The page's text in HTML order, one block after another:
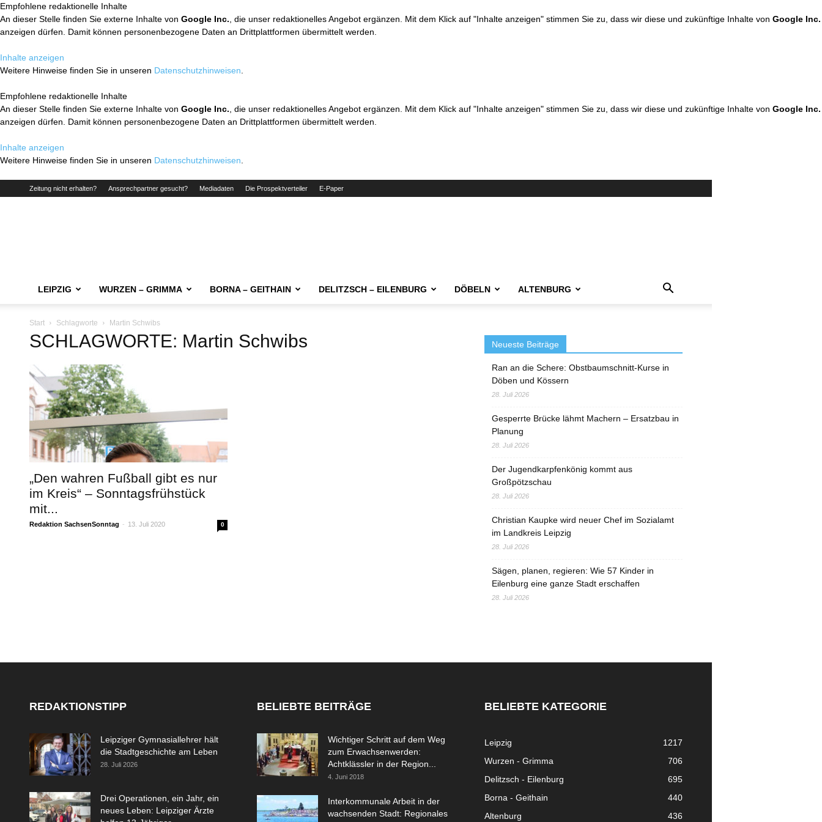
Empfohlene redaktionelle Inhalte
An dieser Stelle finden Sie externe Inhalte von Google Inc. , die unser redaktionelles Angebot ergänzen. Mit dem Klick auf "Inhalte anzeigen" stimmen Sie zu, dass wir diese und zukünftige Inhalte von Google Inc.
anzeigen dürfen. Damit können personenbezogene Daten an Drittplattformen übermittelt werden.
Inhalte anzeigen
Weitere Hinweise finden Sie in unseren Datenschutzhinweisen
Empfohlene redaktionelle Inhalte
An dieser Stelle finden Sie externe Inhalte von Google Inc. , die unser redaktionelles Angebot ergänzen. Mit dem Klick auf "Inhalte anzeigen" stimmen Sie zu, dass wir diese und zukünftige Inhalte von Google Inc.
anzeigen dürfen. Damit können personenbezogene Daten an Drittplattformen übermittelt werden.
Inhalte anzeigen
Weitere Hinweise finden Sie in unseren Datenschutzhinweisen
Zeitung nicht erhalten? Ansprechpartner gesucht? Mediadaten Die Prospektverteiler E-Paper
LEIPZIG WURZEN – GRIMMA BORNA – GEITHAIN DELITZSCH – EILENBURG DÖBELN ALTENBURG
Start Schlagworte Martin Schwibs
SCHLAGWORTE: Martin Schwibs
„Den wahren Fußball gibt es nur
im Kreis“ – Sonntagsfrühstück
mit...
Redaktion SachsenSonntag - 13. Juli 2020 0
Neueste Beiträge
Ran an die Schere: Obstbaumschnitt-Kurse in
Döben und Kössern
28. Juli 2026
Gesperrte Brücke lähmt Machern – Ersatzbau in
Planung
28. Juli 2026
Der Jugendkarpfenkönig kommt aus
Großpötzschau
28. Juli 2026
Christian Kaupke wird neuer Chef im Sozialamt
im Landkreis Leipzig
28. Juli 2026
Sägen, planen, regieren: Wie 57 Kinder in
Eilenburg eine ganze Stadt erschaffen
28. Juli 2026
REDAKTIONSTIPP
Leipziger Gymnasiallehrer hält
die Stadtgeschichte am Leben
28. Juli 2026
Drei Operationen, ein Jahr, ein
neues Leben: Leipziger Ärzte
BELIEBTE BEITRÄGE
Wichtiger Schritt auf dem Weg
zum Erwachsenwerden:
Achtklässler in der Region...
4. Juni 2018
Interkommunale Arbeit in der
wachsenden Stadt: Regionales
BELIEBTE KATEGORIE
Leipzig
1217
Wurzen - Grimma
706
Delitzsch - Eilenburg
695
Borna - Geithain
440
Altenburg
436